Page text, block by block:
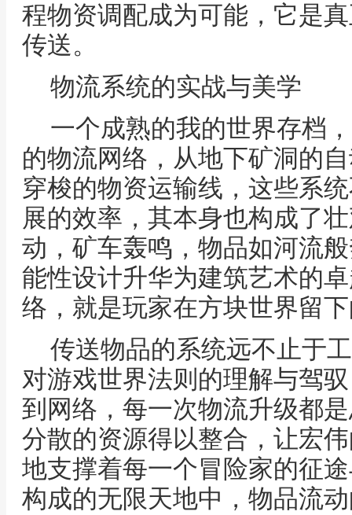
程物资调配成为可能，它是
传送。
物流系统的实战与美学
一个成熟的我的世界存档
的物流网络，从地下矿洞的
穿梭的物资运输线，这些系
展的效率，其本身也构成了
动，矿车轰鸣，物品如河流
能性设计升华为建筑艺术的
络，就是玩家在方块世界留
传送物品的系统远不止于
对游戏世界法则的理解与驾
到网络，每一次物流升级都
分散的资源得以整合，让宏
地支撑着每一个冒险家的征
构成的无限天地中，物品流